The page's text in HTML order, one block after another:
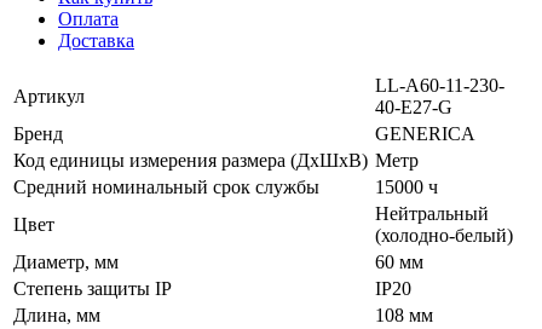
Оплата
Доставка
Артикул
LL-A60-11-230-
40-E27-G
Бренд
GENERICA
Код единицы измерения размера (ДхШхВ) Метр
Средний номинальный срок службы
15000 ч
Цвет
Нейтральный
(холодно-белый)
Диаметр, мм
60 мм
Степень защиты IP
IP20
Длина, мм
108 мм